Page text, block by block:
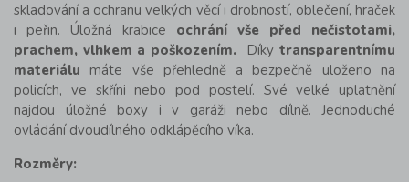
skladování a ochranu velkých věcí i drobností, oblečení, hraček
i peřin. Úložná krabice ochrání vše před nečistotami,
prachem, vlhkem a poškozením. Díky transparentnímu
materiálu máte vše přehledně a bezpečně uloženo na
policích, ve skříni nebo pod postelí. Své velké uplatnění
najdou úložné boxy i v garáži nebo dílně. Jednoduché
ovládání dvoudílného odklápěcího víka.
Rozměry: